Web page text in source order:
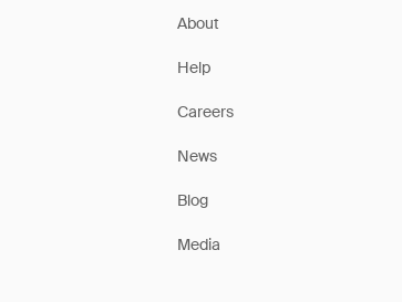
About
Help
Careers
News
Blog
Media